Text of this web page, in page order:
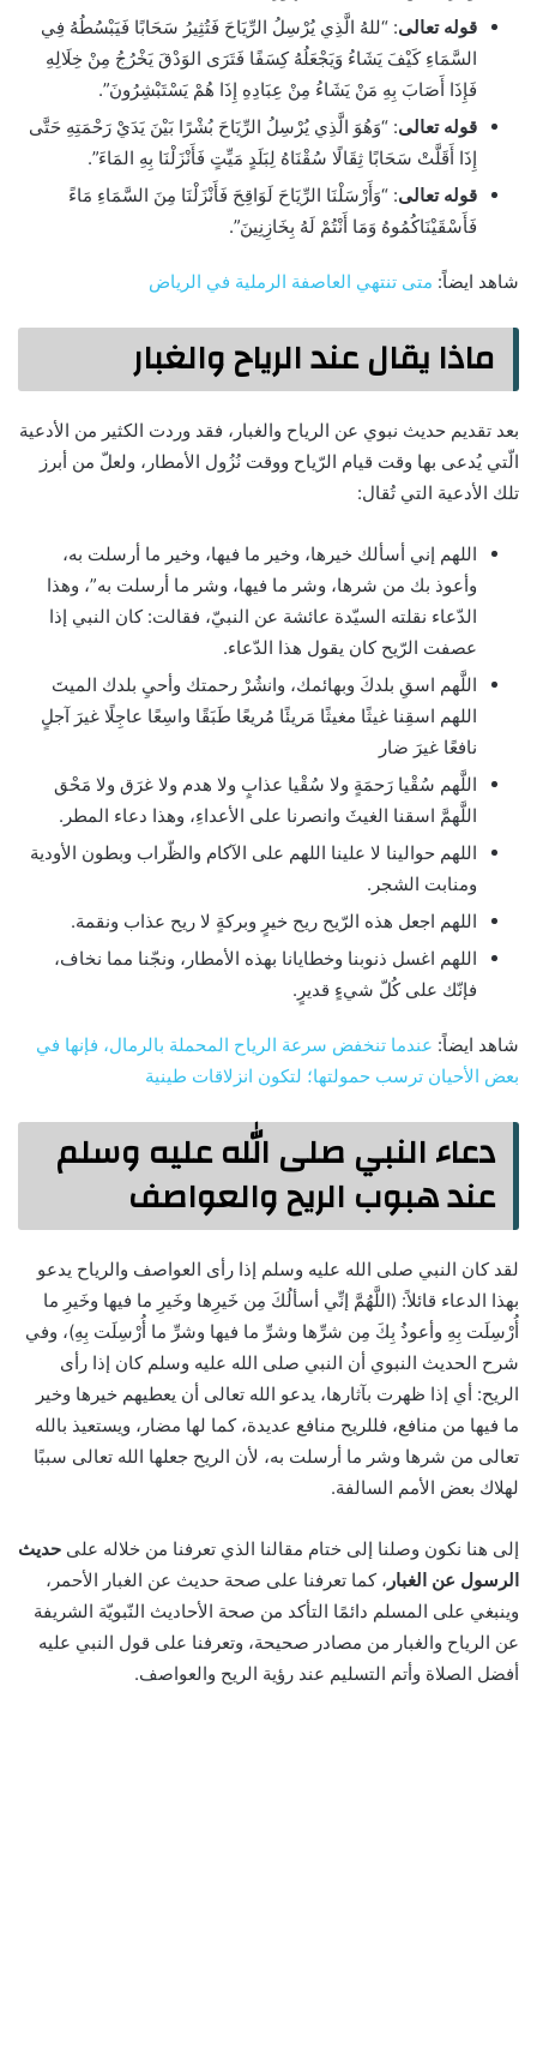
قوله تعالى: “للهُ الَّذِي يُرْسِلُ الرِّيَاحَ فَتُثِيرُ سَحَابًا فَيَبْسُطُهُ فِي
السَّمَاءِ كَيْفَ يَشَاءُ وَيَجْعَلُهُ كِسَفًا فَتَرَى الوَدْقَ يَخْرُجُ مِنْ خِلَالِهِ
فَإِذَا أَصَابَ بِهِ مَنْ يَشَاءُ مِنْ عِبَادِهِ إِذَا هُمْ يَسْتَبْشِرُونَ”.
قوله تعالى: “وَهُوَ الَّذِي يُرْسِلُ الرِّيَاحَ بُشْرًا بَيْنَ يَدَيْ رَحْمَتِهِ حَتَّى
إِذَا أَقَلَّتْ سَحَابًا ثِقَالًا سُقْنَاهُ لِبَلَدٍ مَيِّتٍ فَأَنْزَلْنَا بِهِ المَاءَ”.
قوله تعالى: “وَأَرْسَلْنَا الرِّيَاحَ لَوَاقِحَ فَأَنْزَلْنَا مِنَ السَّمَاءِ مَاءً
فَأَسْقَيْنَاكُمُوهُ وَمَا أَنْتُمْ لَهُ بِخَازِنِينَ”.
شاهد ايضاً: متى تنتهي العاصفة الرملية في الرياض
ماذا يقال عند الرياح والغبار
بعد تقديم حديث نبوي عن الرياح والغبار، فقد وردت الكثير من الأدعية
الّتي يُدعى بها وقت قيام الرّياح ووقت نُزُول الأمطار، ولعلّ من أبرز
تلك الأدعية التي تُقال:
اللهم إني أسألك خيرها، وخير ما فيها، وخير ما أرسلت به،
وأعوذ بك من شرها، وشر ما فيها، وشر ما أرسلت به”، وهذا
الدّعاء نقلته السيّدة عائشة عن النبيّ، فقالت: كان النبي إذا
عصفت الرّيح كان يقول هذا الدّعاء.
اللَّهم اسقِ بلدكَ وبهائمك، وانشُرْ رحمتك وأحيِ بلدك الميتَ
اللهم اسقِنا غيثًا مغيثًا مَريئًا مُريعًا طَبَقًا واسِعًا عاجِلًا غيرَ آجلٍ
نافعًا غيرَ ضار
اللَّهم سُقْيا رَحمَةٍ ولا سُقْيا عذابٍ ولا هدم ولا غرَق ولا مَحْق
اللَّهمَّ اسقنا الغيثَ وانصرنا على الأعداءِ، وهذا دعاء المطر.
اللهم حوالينا لا علينا اللهم على الآكام والظّراب وبطون الأودية
ومنابت الشجر.
اللهم اجعل هذه الرّيح ريح خيرٍ وبركةٍ لا ريح عذاب ونقمة.
اللهم اغسل ذنوبنا وخطايانا بهذه الأمطار، ونجّنا مما نخاف،
فإنّك على كُلّ شيءٍ قديرٍ.
شاهد ايضاً: عندما تنخفض سرعة الرياح المحملة بالرمال، فإنها في
بعض الأحيان ترسب حمولتها؛ لتكون انزلاقات طينية
دعاء النبي صلى الله عليه وسلم
عند هبوب الريح والعواصف
لقد كان النبي صلى الله عليه وسلم إذا رأى العواصف والرياح يدعو
بهذا الدعاء قائلاً: (اللَّهُمَّ إنِّي أسألُكَ مِن خَيرِها وخَيرِ ما فيها وخَيرِ ما
أُرْسِلَت بِهِ وأعوذُ بِكَ مِن شرِّها وشرِّ ما فيها وشرِّ ما أُرْسِلَت بِهِ)، وفي
شرح الحديث النبوي أن النبي صلى الله عليه وسلم كان إذا رأى
الريح: أي إذا ظهرت بآثارها، يدعو الله تعالى أن يعطيهم خيرها وخير
ما فيها من منافع، فللريح منافع عديدة، كما لها مضار، ويستعيذ بالله
تعالى من شرها وشر ما أرسلت به، لأن الريح جعلها الله تعالى سببًا
لهلاك بعض الأمم السالفة.
إلى هنا نكون وصلنا إلى ختام مقالنا الذي تعرفنا من خلاله على حديث
الرسول عن الغبار ، كما تعرفنا على صحة حديث عن الغبار الأحمر،
وينبغي على المسلم دائمًا التأكد من صحة الأحاديث النّبويّة الشريفة
عن الرياح والغبار من مصادر صحيحة، وتعرفنا على قول النبي عليه
أفضل الصلاة وأتم التسليم عند رؤية الريح والعواصف.